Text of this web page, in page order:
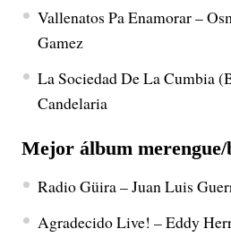
Vallenatos Pa Enamorar –
Gamez
La Sociedad De La Cumbia
Candelaria
Mejor álbum merengue/
Radio Güira – Juan Luis
Agradecido Live! – Eddy